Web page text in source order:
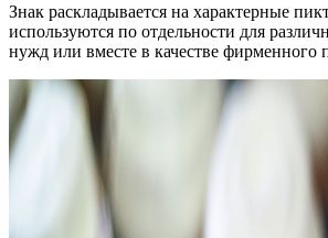
Знак раскладывается на характерные
используются по отдельности для
нужд или вместе в качестве фирменного